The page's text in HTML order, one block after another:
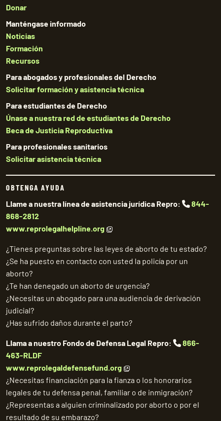
Donar
Manténgase informado
Noticias
Formación
Recursos
Para abogados y profesionales del Derecho
Solicitar formación y asistencia técnica
Para estudiantes de Derecho
Únase a nuestra red de estudiantes de Derecho
Beca de Justicia Reproductiva
Para profesionales sanitarios
Solicitar asistencia técnica
OBTENGA AYUDA
Llame a nuestra línea de asistencia jurídica Repro:
844-
868-2812
www.reprolegalhelpline.org
¿Tienes preguntas sobre las leyes de aborto de tu estado?
¿Se ha puesto en contacto con usted la policía por un
aborto?
¿Te han denegado un aborto de urgencia?
¿Necesitas un abogado para una audiencia de derivación
judicial?
¿Has sufrido daños durante el parto?
Llama a nuestro Fondo de Defensa Legal Repro:
866-
463-RLDF
www.reprolegaldefensefund.org
¿Necesitas financiación para la fianza o los honorarios
legales de tu defensa penal, familiar o de inmigración?
¿Representas a alguien criminalizado por aborto o por el
resultado de su embarazo?